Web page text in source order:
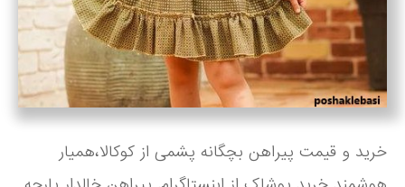
خرید و قیمت پیراهن بچگانه پشمی از کوکالا،همیار